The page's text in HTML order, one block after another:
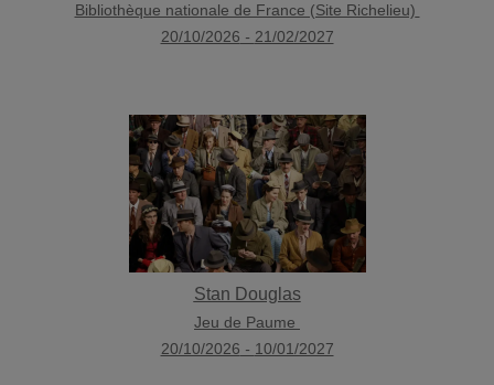
Bibliothèque nationale de France (Site Richelieu)
20/10/2026 - 21/02/2027
Stan Douglas
Jeu de Paume
20/10/2026 - 10/01/2027